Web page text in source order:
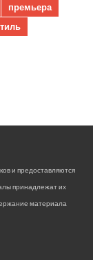
премьера
и предоставляются
принадлежат их
материала